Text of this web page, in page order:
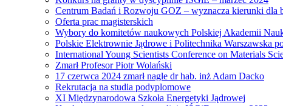
Centrum Badań i Rozwoju GOZ – wyznacza kierunki dla
Oferta prac magisterskich
Wybory do komitetów naukowych Polskiej Akademii
Polskie Elektrownie Jądrowe i Politechnika Warszawska
International Young Scientists Conference on Materials
Zmarł Profesor Piotr Wolański
17 czerwca 2024 zmarł nagle dr hab. inż Adam Dacko
Rekrutacja na studia podyplomowe
XI Międzynarodowa Szkoła Energetyki Jądrowej